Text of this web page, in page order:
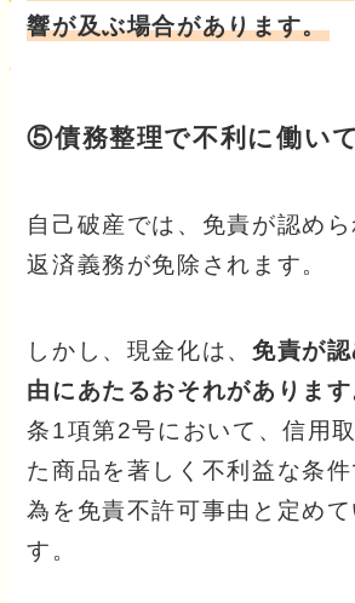
響が及ぶ場合があります。
⑤債務整理で不利に働い
自己破産では、免責が認め
返済義務が免除されます。
しかし、現金化は、 免責が
由にあたるおそれがあります
条1項第2号において、信用
た商品を著しく不利益な条
為を免責不許可事由と定め
す。